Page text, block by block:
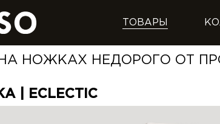
ТОВАРЫ
НОЖКАХ НЕДОРОГО ОТ
| ECLECTIC